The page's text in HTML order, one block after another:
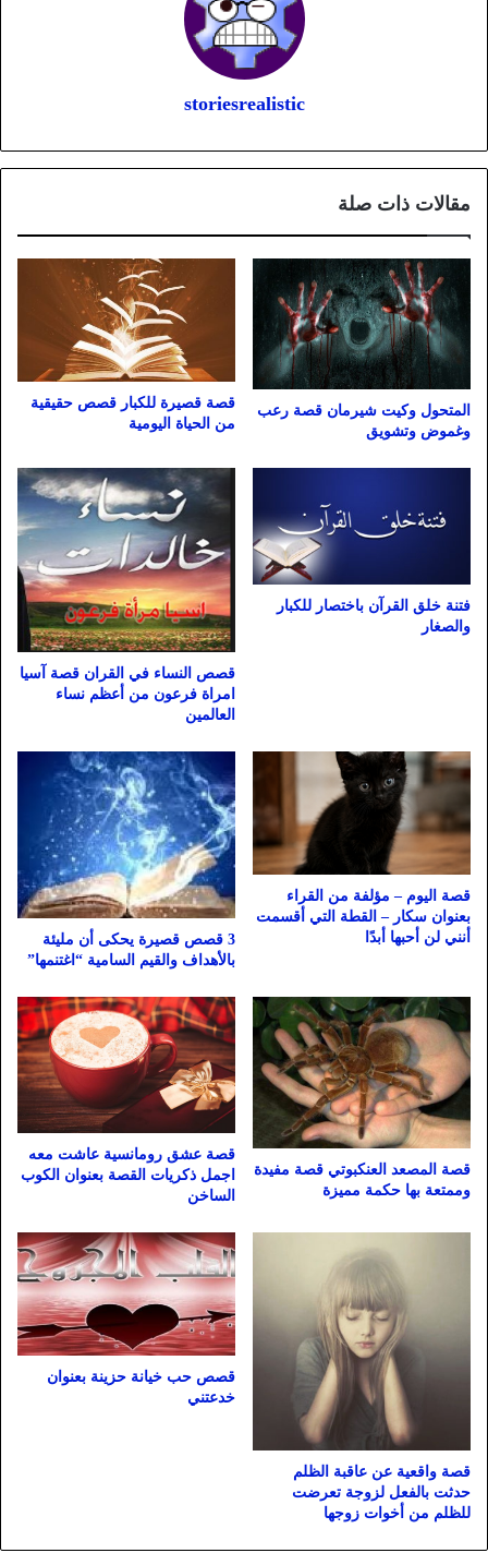
storiesrealistic
مقالات ذات صلة
المتحول وكيت شيرمان قصة رعب
وغموض وتشويق
قصة قصيرة للكبار قصص حقيقية
من الحياة اليومية
فتنة خلق القرآن باختصار للكبار
والصغار
قصص النساء في القران قصة آسيا
امراة فرعون من أعظم نساء
العالمين
قصة اليوم – مؤلفة من القراء
بعنوان سكار – القطة التي أقسمت
أنني لن أحبها أبدًا
3 قصص قصيرة يحكى أن مليئة
بالأهداف والقيم السامية “اغتنمها”
قصة المصعد العنكبوتي قصة مفيدة
وممتعة بها حكمة مميزة
قصة عشق رومانسية عاشت معه
اجمل ذكريات القصة بعنوان الكوب
الساخن
قصة واقعية عن عاقبة الظلم
حدثت بالفعل لزوجة تعرضت
للظلم من أخوات زوجها
قصص حب خيانة حزينة بعنوان
خدعتني